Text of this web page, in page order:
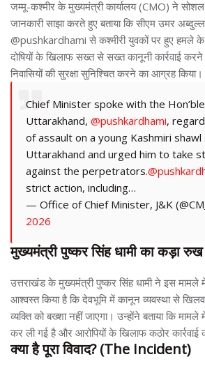
जम्मू-कश्मीर के मुख्यमंत्री कार्यालय (CMO) ने सोशल
जानकारी साझा करते हुए बताया कि सीएम उमर
@pushkardhami से कश्मीरी युवकों पर हुए हमले
दोषियों के खिलाफ सख्त से सख्त कानूनी कार्रवाई
निवासियों की सुरक्षा सुनिश्चित करने का आग्रह किया।
Chief Minister spoke with the
Uttarakhand, @pushkardhami,
of assault on a young Kashmiri shawl
Uttarakhand and urged him to take
against the perpetrators.
strict action, including…
— Office of Chief Minister, J&K
2026
मुख्यमंत्री पुष्कर सिंह धामी का कड़ा रुख
उत्तराखंड के मुख्यमंत्री पुष्कर सिंह धामी ने इस मामले
आश्वस्त किया है कि देवभूमि में कानून व्यवस्था से
व्यक्ति को बख्शा नहीं जाएगा। उन्होंने बताया कि
कर ली गई है और आरोपियों के खिलाफ कठोर कार्रवाई
क्या है पूरा विवाद? (The Incident)